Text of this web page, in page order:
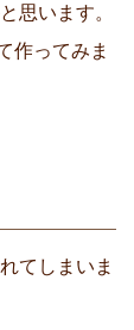
思います。
作ってみま
てしまいま